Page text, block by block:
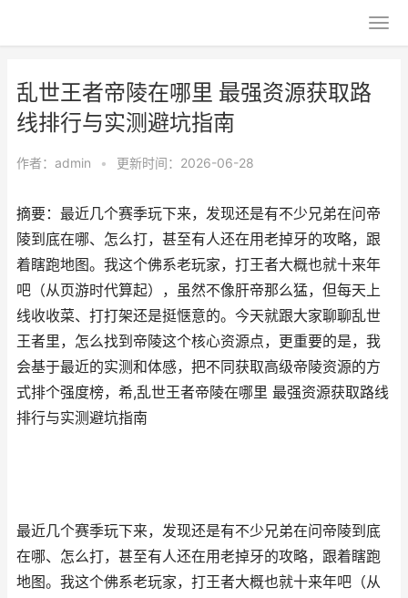
乱世王者帝陵在哪里 最强资源获取路
线排行与实测避坑指南
作者： admin • 更新时间：2026-06-28
摘要：最近几个赛季玩下来，发现还是有不少兄弟在问帝
陵到底在哪、怎么打，甚至有人还在用老掉牙的攻略，跟
着瞎跑地图。我这个佛系老玩家，打王者大概也就十来年
吧（从页游时代算起），虽然不像肝帝那么猛，但每天上
线收收菜、打打架还是挺惬意的。今天就跟大家聊聊乱世
王者里，怎么找到帝陵这个核心资源点，更重要的是，我
会基于最近的实测和体感，把不同获取高级帝陵资源的方
式排个强度榜，希,乱世王者帝陵在哪里 最强资源获取路线
排行与实测避坑指南
最近几个赛季玩下来，发现还是有不少兄弟在问帝陵到底
在哪、怎么打，甚至有人还在用老掉牙的攻略，跟着瞎跑
地图。我这个佛系老玩家，打王者大概也就十来年吧（从